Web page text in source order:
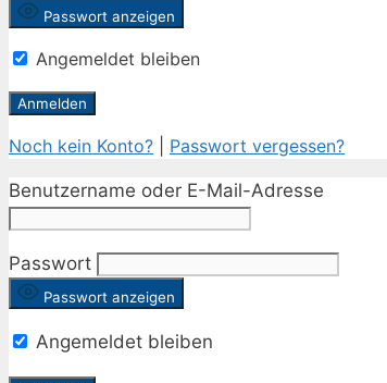
Passwort anzeigen
Angemeldet bleiben
Noch kein Konto? Passwort vergessen?
Benutzername oder E-Mail-Adresse
Passwort
Passwort anzeigen
Angemeldet bleiben